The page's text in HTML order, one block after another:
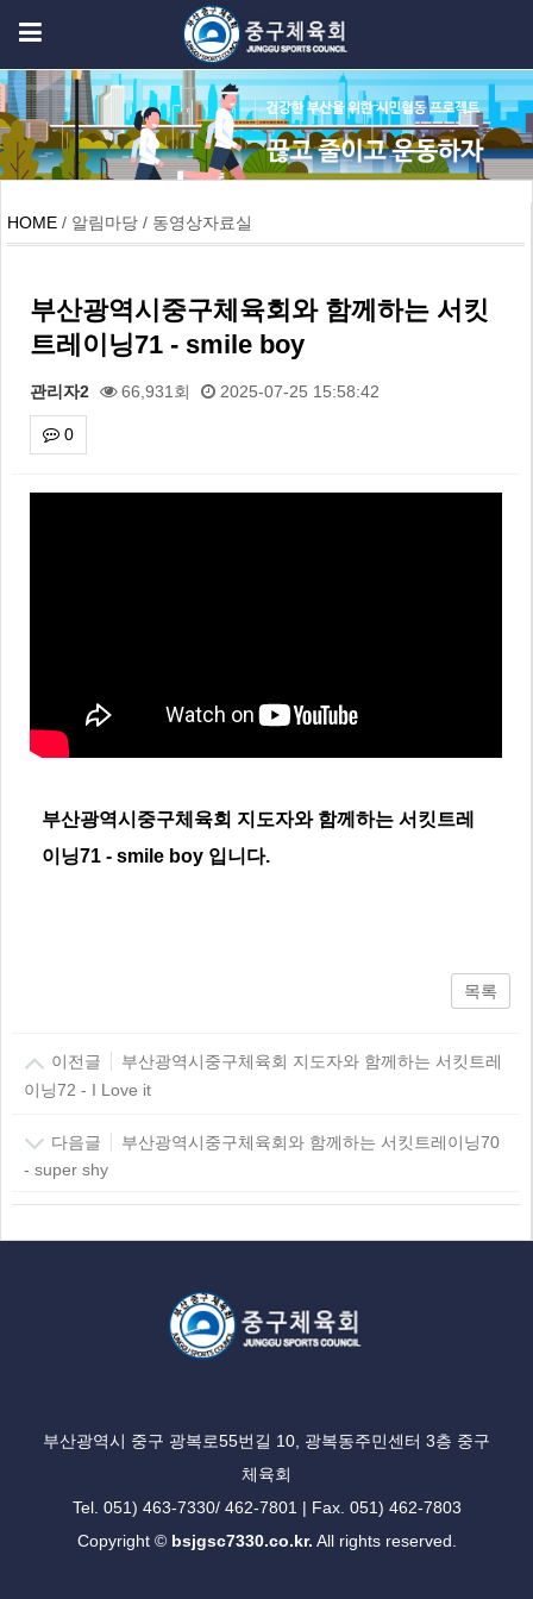
HOME / 알림마당 / 동영상자료실
부산광역시중구체육회와 함께하는 서킷
트레이닝71 - smile boy
관리자2 66,931회 2025-07-25 15:58:42
0
부산광역시중구체육회 지도자와 함께하는 서킷트레
이닝71 - smile boy 입니다.
목록
이전글
부산광역시중구체육회 지도자와 함께하는 서킷트레
이닝72 - I Love it
다음글
부산광역시중구체육회와 함께하는 서킷트레이닝70
- super shy
부산광역시 중구 광복로55번길 10, 광복동주민센터 3층 중구
체육회
Tel. 051) 463-7330/ 462-7801 | Fax. 051) 462-7803
Copyright © bsjgsc7330.co.kr. All rights reserved.